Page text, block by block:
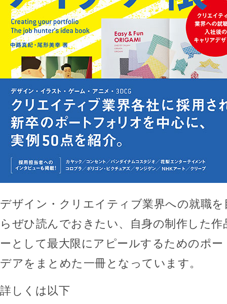
デザイン・クリエイティブ業界への就職
らぜひ読んでおきたい、自身の制作した
ーとして最大限にアピールするためのポ
デアをまとめた一冊となっています。
詳しくは以下